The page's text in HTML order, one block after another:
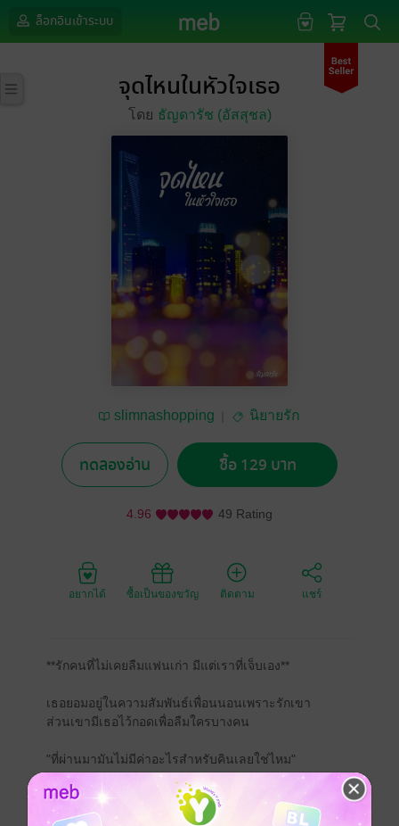
ล็อกอินเข้าระบบ
จุดไหนในหัวใจเธอ
โดย ธัญดารัช (อัสสุชล)
slimnashopping นิยายรัก
ทดลองอ่าน ซื้อ 129 บาท
4.96 49 Rating
อยากได้ ซื้อเป็นของขวัญ ติดตาม แชร์
**รักคนที่ไม่เคยลืมแฟนเก่า มีแต่เราที่เจ็บเอง**
เธอยอมอยู่ในความสัมพันธ์เพื่อนนอนเพราะรักเขา
ส่วนเขามีเธอไว้กอดเพื่อลืมใครบางคน
"ที่ผ่านมามันไม่มีค่าอะไรสำหรับคินเลยใช่ไหม"
"ผมลืมเขาไม่ได้ ทุกครั้งที่กอดบัว ผมยังคิดถึงอ้อมกอดของ
เขา